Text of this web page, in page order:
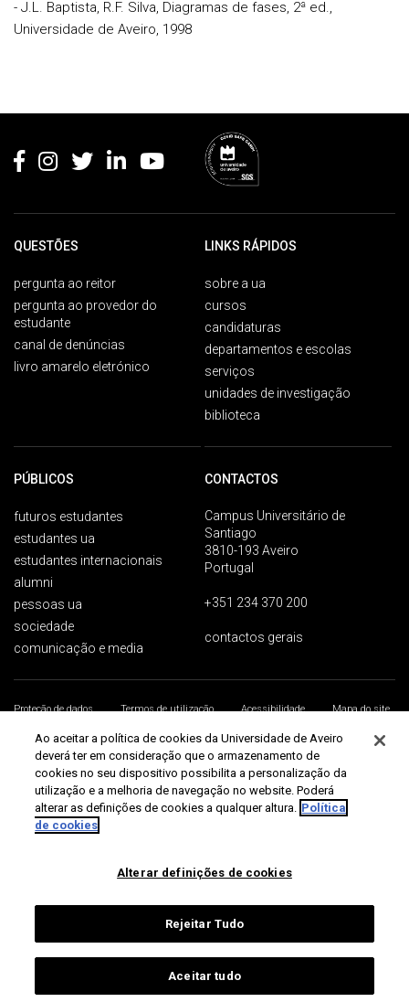
- J.L. Baptista, R.F. Silva, Diagramas de fases, 2ª ed.,
Universidade de Aveiro, 1998
QUESTÕES
pergunta ao reitor
pergunta ao provedor do
estudante
canal de denúncias
livro amarelo eletrónico
LINKS RÁPIDOS
sobre a ua
cursos
candidaturas
departamentos e escolas
serviços
unidades de investigação
biblioteca
PÚBLICOS
futuros estudantes
estudantes ua
estudantes internacionais
alumni
pessoas ua
sociedade
comunicação e media
CONTACTOS
Campus Universitário de
Santiago
3810-193 Aveiro
Portugal
+351 234 370 200
contactos gerais
Proteção de dados Termos de utilização Acessibilidade
Mapa do site
Universidade de Aveiro 2026
Ao aceitar a política de cookies da Universidade de Aveiro
deverá ter em consideração que o armazenamento de
cookies no seu dispositivo possibilita a personalização da
utilização e a melhoria de navegação no website. Poderá
alterar as definições de cookies a qualquer altura. Política
de cookies
Alterar definições de cookies
Rejeitar Tudo
Aceitar tudo